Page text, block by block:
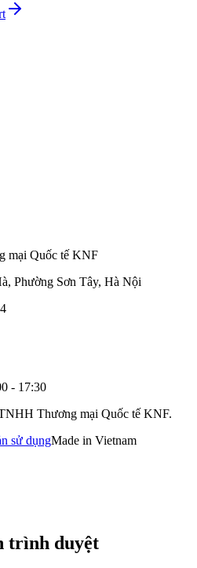
mại Quốc tế KNF
Phường Sơn Tây, Hà Nội
- 17:30
Thương mại Quốc tế KNF.
sử dụngMade in Vietnam
trình duyệt